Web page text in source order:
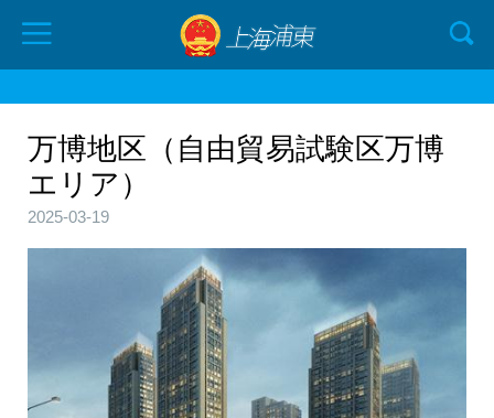
万博地区（自由貿易試験区万博
エリア）
2025-03-19